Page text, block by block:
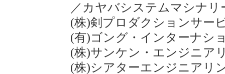
／ カヤバシステムマシナリ
(株)剣プロダクションサー
(有)ゴング・インターナシ
(株)サンケン・エンジニア
(株)シアターエンジニアリ